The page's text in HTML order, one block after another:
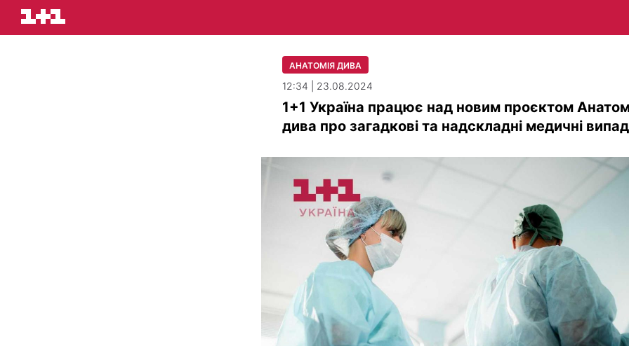
АНАТОМІЯ ДИВА
12:34 | 23.08.2024
1+1 Україна працює над новим проєктом
дива про загадкові та надскладні медичні